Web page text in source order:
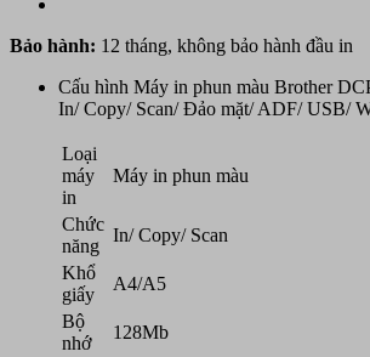
Bảo hành: 12 tháng, không bảo hành đầu in
Cấu hình Máy in phun màu Brother
In/ Copy/ Scan/ Đảo mặt/ ADF/ USB/
Loại
máy
in
Máy in phun màu
Chức
năng
In/ Copy/ Scan
Khổ
giấy
A4/A5
Bộ
nhớ
128Mb